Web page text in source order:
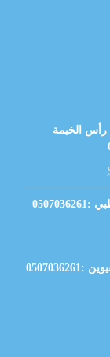
الخيمة